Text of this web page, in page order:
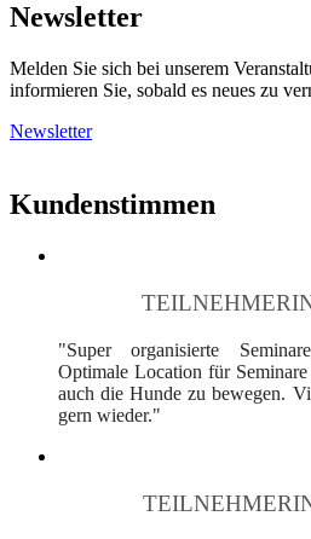
Newsletter
Melden Sie sich bei unserem
informieren Sie, sobald es neues zu
Newsletter
Kundenstimmen
"Super organisierte
Optimale Location für
auch die Hunde zu bewegen.
gern wieder."